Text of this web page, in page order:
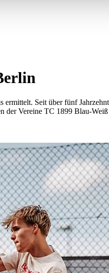
Seit über fünf
der Vereine TC 1899 Blau-